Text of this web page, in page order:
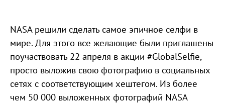
NASA решили сделать самое эпичное селфи в
мире. Для этого все желающие были приглашены
поучаствовать 22 апреля в акции #GlobalSelfie,
просто выложив свою фотографию в социальных
сетях с соответствующим хештегом. Из более
чем 50 000 выложенных фотографий NASA